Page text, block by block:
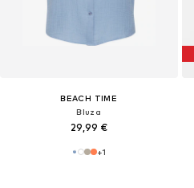
BEACH TIME
Bluza
29,99 €
+1